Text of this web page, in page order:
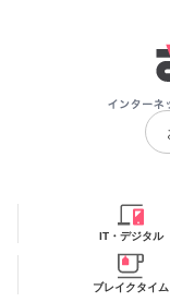
IT・デジタル
ブレイクタイム